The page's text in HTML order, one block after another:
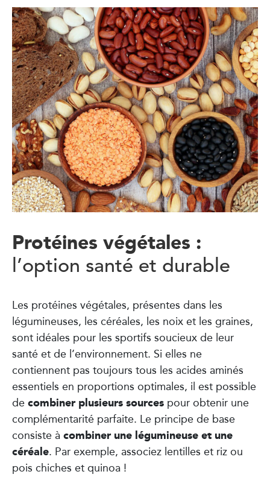
Protéines végétales :
l’option santé et durable
Les protéines végétales, présentes dans les
légumineuses, les céréales, les noix et les graines,
sont idéales pour les sportifs soucieux de leur
santé et de l’environnement. Si elles ne
contiennent pas toujours tous les acides aminés
essentiels en proportions optimales, il est possible
decombiner plusieurs sources pour obtenir une
complémentarité parfaite. Le principe de base
consiste àcombiner une légumineuse et une
céréale. Par exemple, associez lentilles et riz ou
pois chiches et quinoa !